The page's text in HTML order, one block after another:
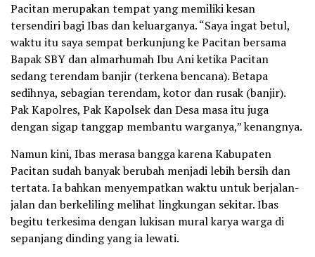
Pacitan merupakan tempat yang memiliki kesan
tersendiri bagi Ibas dan keluarganya. “Saya ingat betul,
waktu itu saya sempat berkunjung ke Pacitan bersama
Bapak SBY dan almarhumah Ibu Ani ketika Pacitan
sedang terendam banjir (terkena bencana). Betapa
sedihnya, sebagian terendam, kotor dan rusak (banjir).
Pak Kapolres, Pak Kapolsek dan Desa masa itu juga
dengan sigap tanggap membantu warganya,” kenangnya.
Namun kini, Ibas merasa bangga karena Kabupaten
Pacitan sudah banyak berubah menjadi lebih bersih dan
tertata. Ia bahkan menyempatkan waktu untuk berjalan-
jalan dan berkeliling melihat lingkungan sekitar. Ibas
begitu terkesima dengan lukisan mural karya warga di
sepanjang dinding yang ia lewati.